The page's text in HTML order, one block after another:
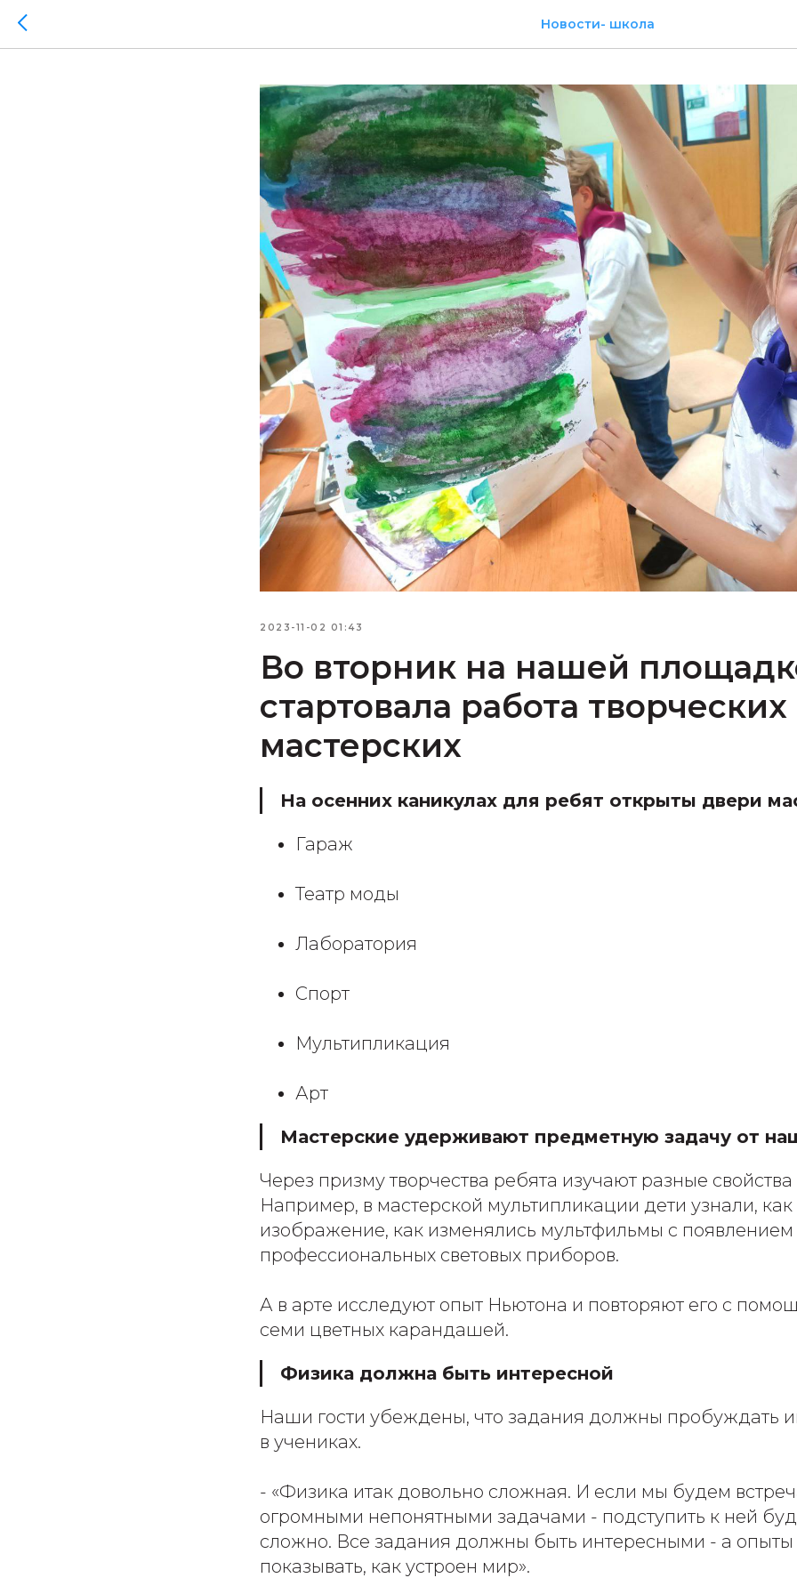
Новости- школа
2023-11-02 01:43
Во вторник на нашей
стартовала работа творческих
мастерских
На осенних каникулах для ребят открыты двери
Гараж
Театр моды
Лаборатория
Спорт
Мультипликация
Арт
Мастерские удерживают предметную задачу от
Через призму творчества ребята изучают разные свойства
Например, в мастерской мультипликации дети узнали, как
изображение, как изменялись мультфильмы с появлением
профессиональных световых приборов.
А в арте исследуют опыт Ньютона и повторяют его с
семи цветных карандашей.
Физика должна быть интересной
Наши гости убеждены, что задания должны пробуждать
в учениках.
- «Физика итак довольно сложная. И если мы будем
огромными непонятными задачами - подступить к ней
сложно. Все задания должны быть интересными - а
показывать, как устроен мир».